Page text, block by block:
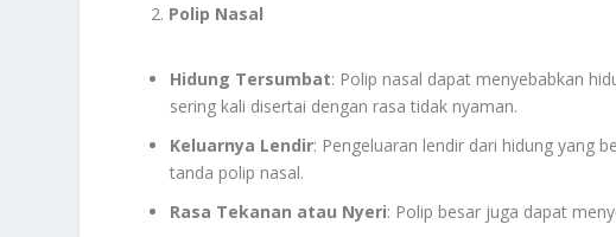
2. Polip Nasal
Hidung Tersumbat: Polip nasal dapat menyebabkan
sering kali disertai dengan rasa tidak nyaman.
Keluarnya Lendir: Pengeluaran lendir dari hidung yang
tanda polip nasal.
Rasa Tekanan atau Nyeri: Polip besar juga dapat